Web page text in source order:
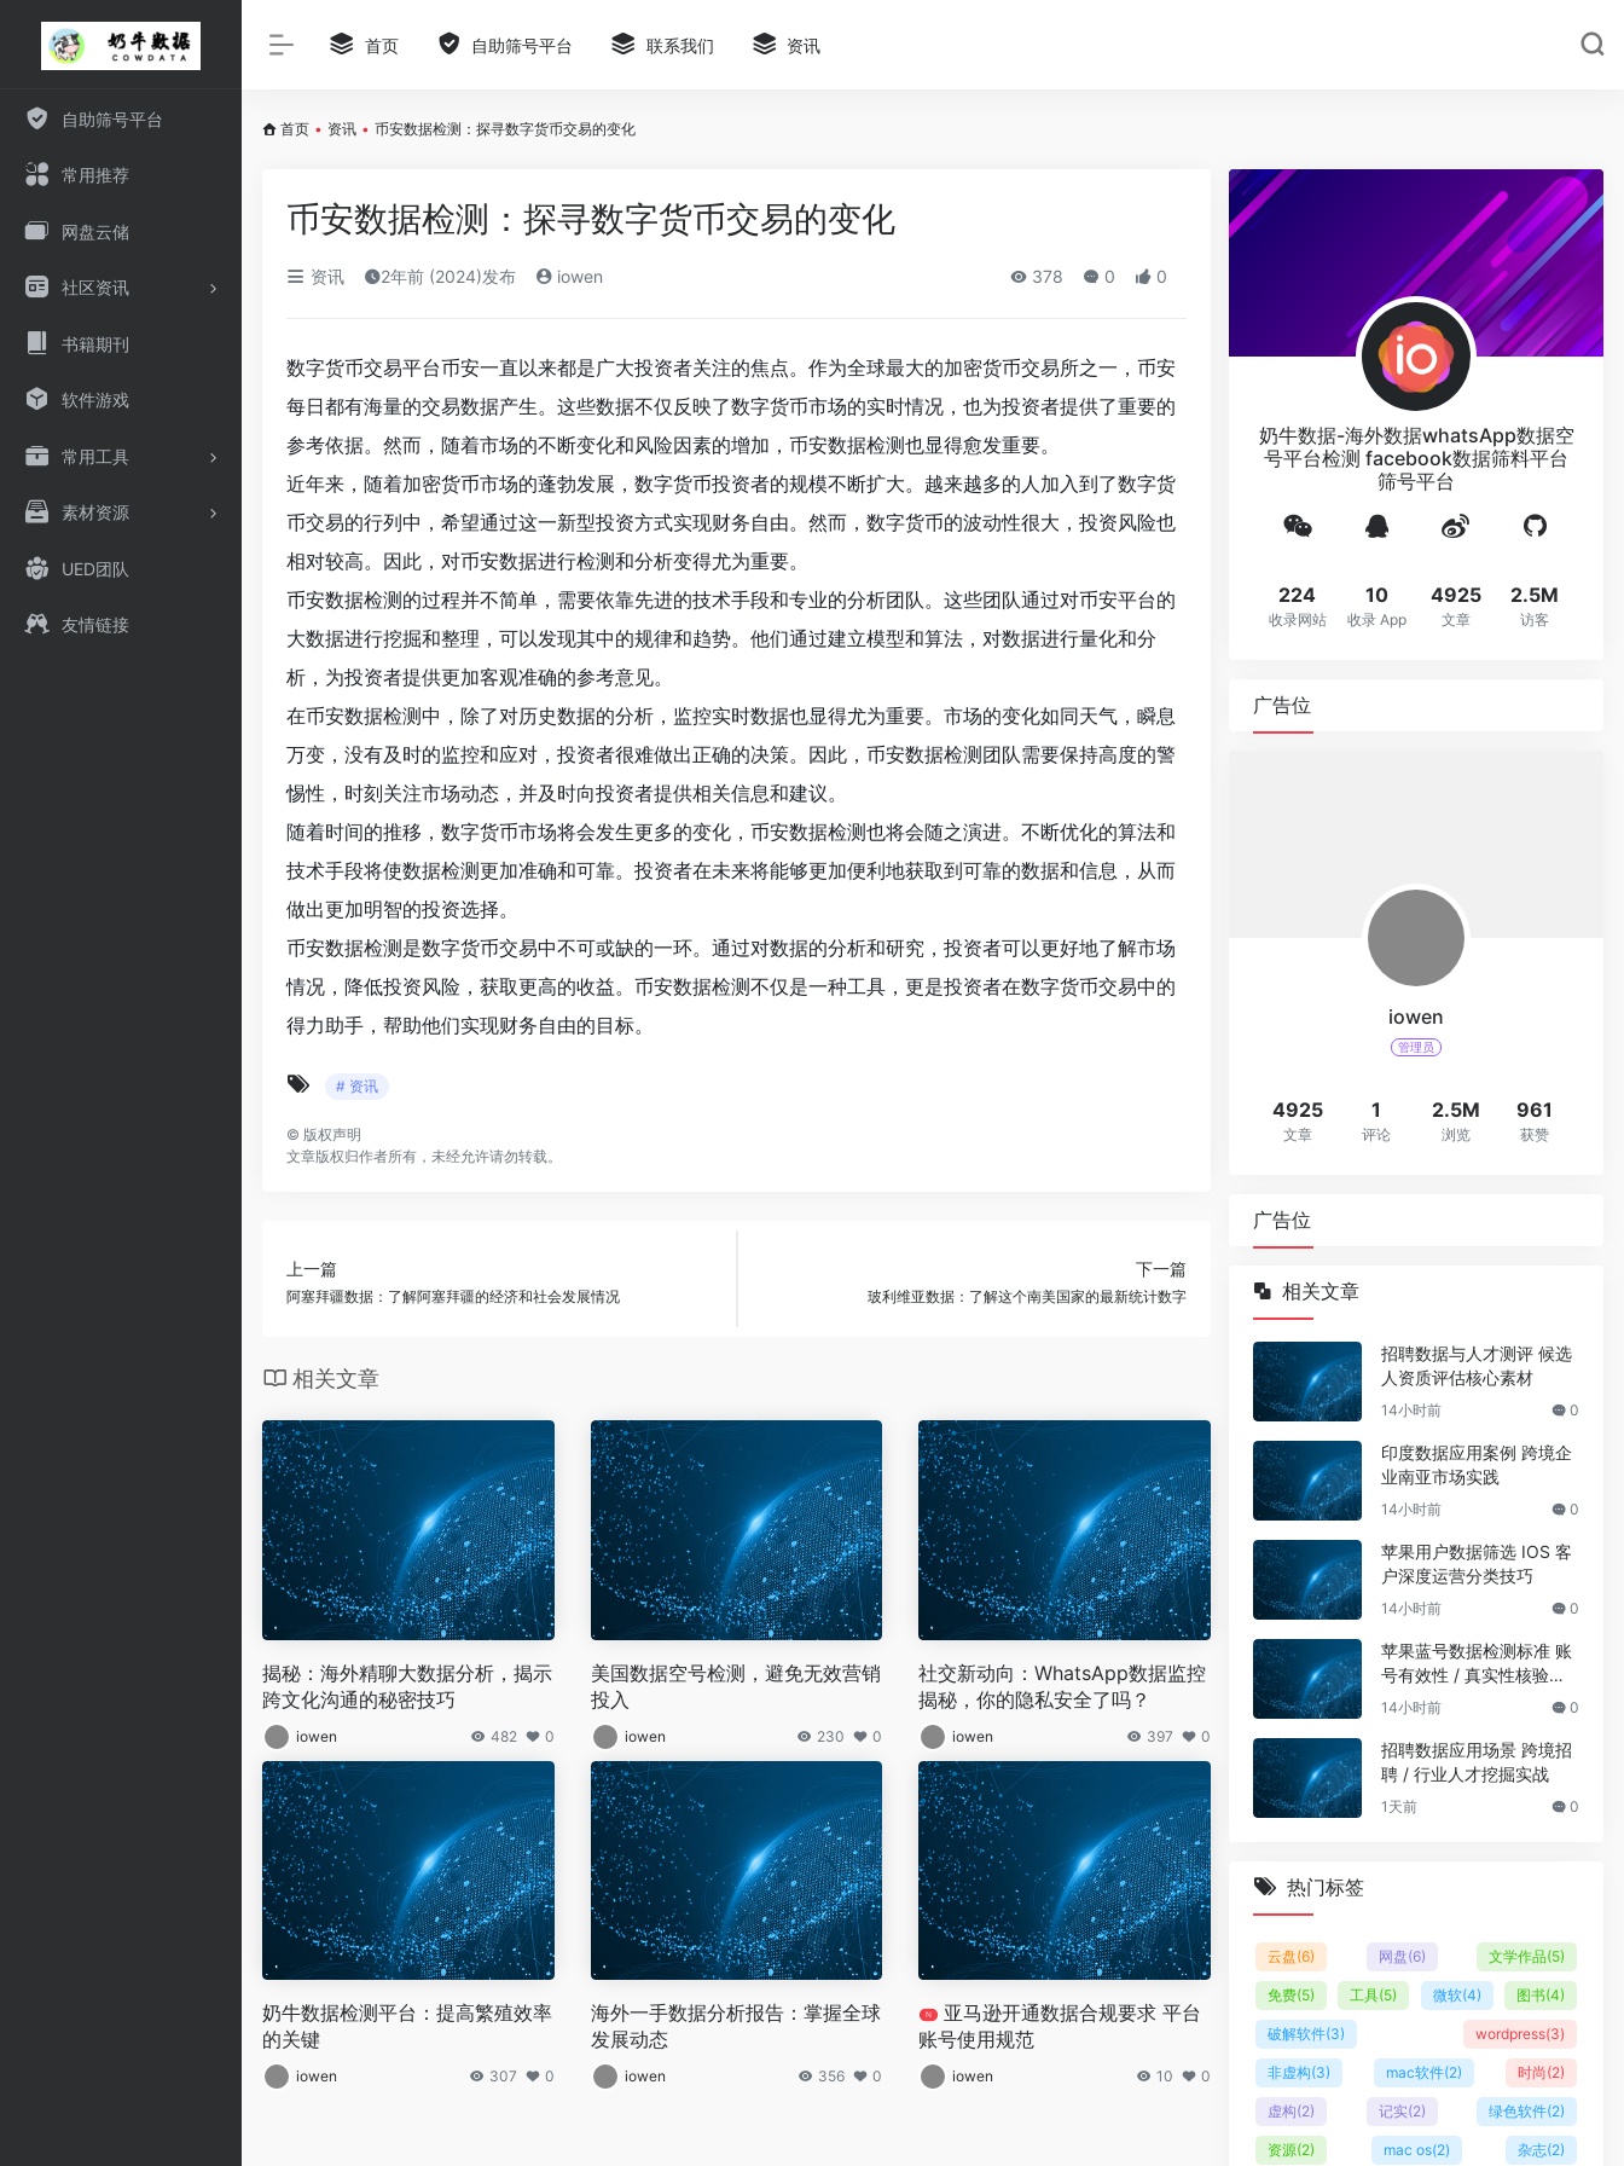
自助筛号平台
常用推荐
网盘云储
社区资讯
书籍期刊
软件游戏
常用工具
素材资源
UED团队
友情链接
首页 自助筛号平台 联系我们 资讯
首页 • 资讯 • 币安数据检测：探寻数字货币交易的变化
币安数据检测：探寻数字货币交易的变化
资讯 2年前 (2024)发布 iowen 378 0 0
数字货币交易平台币安一直以来都是广大投资者关注的焦点。作为全球最大的加密货币交易所之一，币安
每日都有海量的交易数据产生。这些数据不仅反映了数字货币市场的实时情况，也为投资者提供了重要的
参考依据。然而，随着市场的不断变化和风险因素的增加，币安数据检测也显得愈发重要。
近年来，随着加密货币市场的蓬勃发展，数字货币投资者的规模不断扩大。越来越多的人加入到了数字货
币交易的行列中，希望通过这一新型投资方式实现财务自由。然而，数字货币的波动性很大，投资风险也
相对较高。因此，对币安数据进行检测和分析变得尤为重要。
币安数据检测的过程并不简单，需要依靠先进的技术手段和专业的分析团队。这些团队通过对币安平台的
大数据进行挖掘和整理，可以发现其中的规律和趋势。他们通过建立模型和算法，对数据进行量化和分
析，为投资者提供更加客观准确的参考意见。
在币安数据检测中，除了对历史数据的分析，监控实时数据也显得尤为重要。市场的变化如同天气，瞬息
万变，没有及时的监控和应对，投资者很难做出正确的决策。因此，币安数据检测团队需要保持高度的警
惕性，时刻关注市场动态，并及时向投资者提供相关信息和建议。
随着时间的推移，数字货币市场将会发生更多的变化，币安数据检测也将会随之演进。不断优化的算法和
技术手段将使数据检测更加准确和可靠。投资者在未来将能够更加便利地获取到可靠的数据和信息，从而
做出更加明智的投资选择。
币安数据检测是数字货币交易中不可或缺的一环。通过对数据的分析和研究，投资者可以更好地了解市场
情况，降低投资风险，获取更高的收益。币安数据检测不仅是一种工具，更是投资者在数字货币交易中的
得力助手，帮助他们实现财务自由的目标。
# 资讯
© 版权声明
文章版权归作者所有，未经允许请勿转载。
上一篇
阿塞拜疆数据：了解阿塞拜疆的经济和社会发展情况
下一篇
玻利维亚数据：了解这个南美国家的最新统计数字
相关文章
揭秘：海外精聊大数据分析，揭示
跨文化沟通的秘密技巧
iowen 482 0
美国数据空号检测，避免无效营销
投入
iowen 230 0
社交新动向：WhatsApp数据监控
揭秘，你的隐私安全了吗？
iowen 397 0
奶牛数据检测平台：提高繁殖效率
的关键
iowen 307 0
海外一手数据分析报告：掌握全球
发展动态
iowen 356 0
N
亚马逊开通数据合规要求 平台
账号使用规范
iowen 10 0
奶牛数据-海外数据whatsApp数据空
号平台检测 facebook数据筛料平台
筛号平台
224
收录网站
10
收录 App
4925
文章
2.5M
访客
广告位
iowen
管理员
4925
文章
1
评论
2.5M
浏览
961
获赞
广告位
相关文章
招聘数据与人才测评 候选
人资质评估核心素材
14小时前 0
印度数据应用案例 跨境企
业南亚市场实践
14小时前 0
苹果用户数据筛选 IOS 客
户深度运营分类技巧
14小时前 0
苹果蓝号数据检测标准 账
号有效性 / 真实性核验规
范
14小时前 0
招聘数据应用场景 跨境招
聘 / 行业人才挖掘实战
1天前 0
热门标签
云盘(6) 网盘(6) 文学作品(5)
免费(5) 工具(5) 微软(4) 图书(4)
破解软件(3) wordpress(3)
非虚构(3) mac软件(2) 时尚(2)
虚构(2) 记实(2) 绿色软件(2)
资源(2) mac os(2) 杂志(2)